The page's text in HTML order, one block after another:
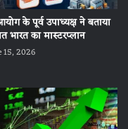
के पूर्व उपाध्यक्ष ने बताया
भारत का मास्टरप्लान
15, 2026